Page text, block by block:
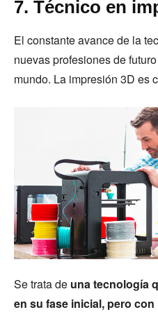
7. Técnico en
El constante avance de la
nuevas profesiones de
mundo. La impresión 3D es
Se trata de una tecnología
en su fase inicial, pero